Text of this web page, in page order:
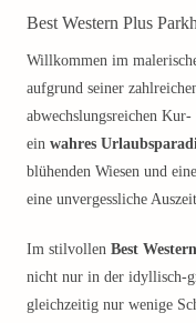
Best Western Plus
Willkommen im
aufgrund seiner
abwechslungsreichen
ein wahres
blühenden Wiesen und
eine unvergessliche
Im stilvollen Best
nicht nur in der idyllisch-
gleichzeitig nur wenige